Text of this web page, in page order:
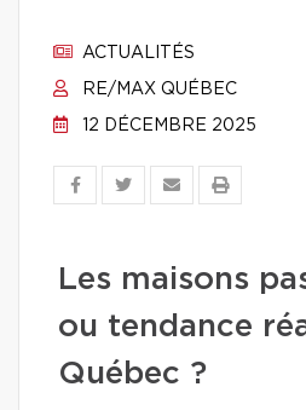
ACTUALITÉS
RE/MAX QUÉBEC
12 DÉCEMBRE 2025
Les maisons
ou tendance
Québec ?